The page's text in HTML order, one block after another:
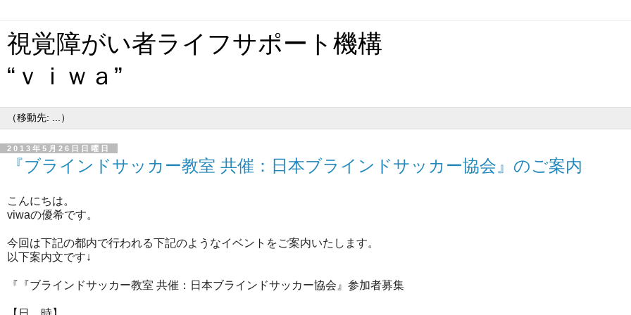
視覚障がい者ライフサポート機構
“ｖｉｗａ”
2013年5月26日日曜日
『ブラインドサッカー教室 共催：日本ブラインドサッカー協会』のご案内
こんにちは。
viwaの優希です。
今回は下記の都内で行われる下記のようなイベントをご案内いたします。
以下案内文です↓
『『ブラインドサッカー教室 共催：日本ブラインドサッカー協会』参加者募集